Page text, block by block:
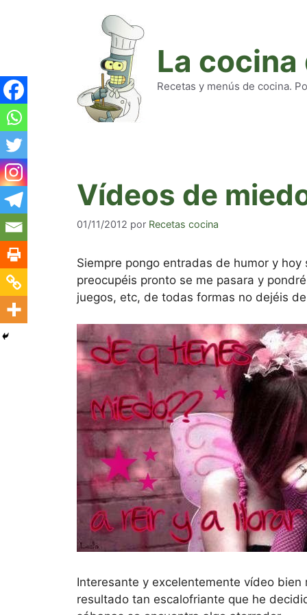
La cocina
Recetas y menús de cocina.
Vídeos de
01/11/2012 por Recetas cocina
Siempre pongo entradas de humor y
preocupéis pronto se me pasara y
juegos, etc, de todas formas no dejéis
Interesante y excelentemente vídeo
resultado tan escalofriante que he